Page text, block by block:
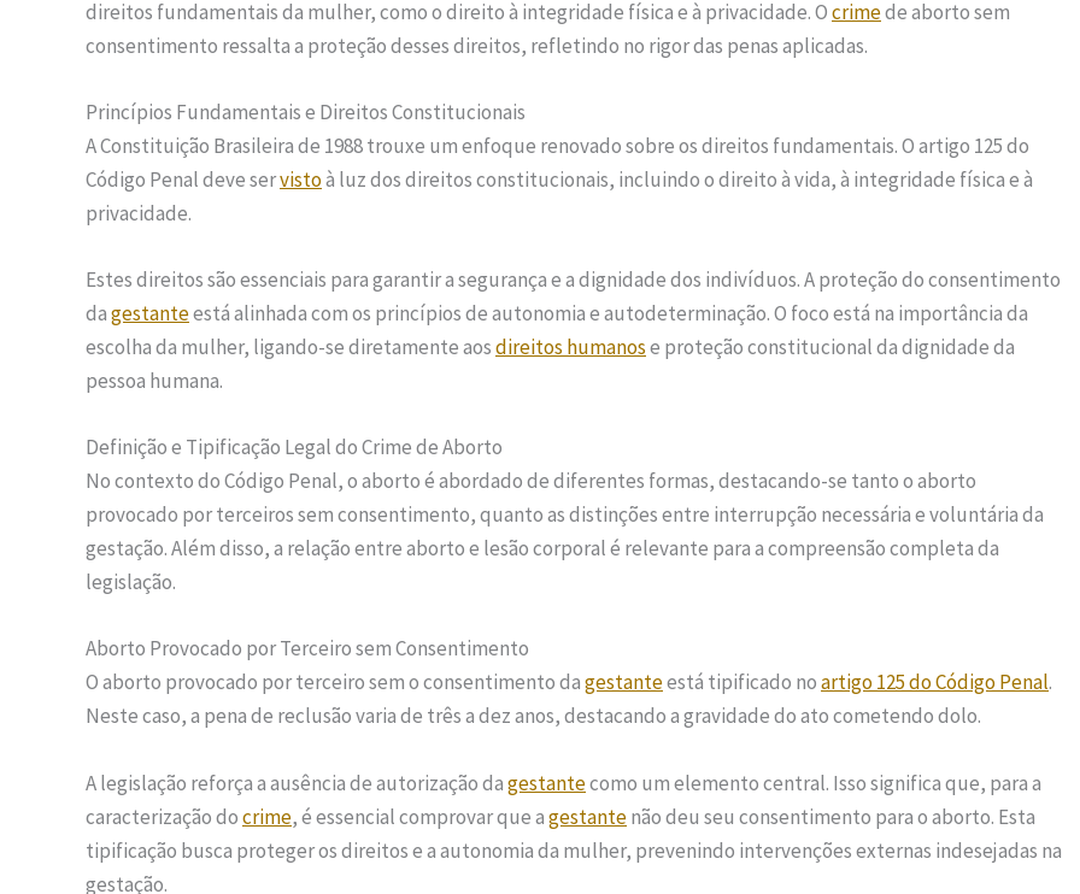
direitos fundamentais da mulher, como o direito à integridade física e à privacidade. Ocrimede aborto sem
consentimento ressalta a proteção desses direitos, refletindo no rigor das penas aplicadas.
Princípios Fundamentais e Direitos Constitucionais
A Constituição Brasileira de 1988 trouxe um enfoque renovado sobre os direitos fundamentais. O artigo 125 do
Código Penal deve servistoà luz dos direitos constitucionais, incluindo o direito à vida, à integridade física e à
privacidade.
Estes direitos são essenciais para garantir a segurança e a dignidade dos indivíduos. A proteção do consentimento
dagestanteestá alinhada com os princípios de autonomia e autodeterminação. O foco está na importância da
escolha da mulher, ligando-se diretamente aosdireitos humanose proteção constitucional da dignidade da
pessoa humana.
Definição e Tipificação Legal do Crime de Aborto
No contexto do Código Penal, o aborto é abordado de diferentes formas, destacando-se tanto o aborto
provocado por terceiros sem consentimento, quanto as distinções entre interrupção necessária e voluntária da
gestação. Além disso, a relação entre aborto e lesão corporal é relevante para a compreensão completa da
legislação.
Aborto Provocado por Terceiro sem Consentimento
O aborto provocado por terceiro sem o consentimento dagestanteestá tipificado noartigo 125 do Código Penal.
Neste caso, a pena de reclusão varia de três a dez anos, destacando a gravidade do ato cometendo dolo.
A legislação reforça a ausência de autorização dagestantecomo um elemento central. Isso significa que, para a
caracterização docrime, é essencial comprovar que agestantenão deu seu consentimento para o aborto. Esta
tipificação busca proteger os direitos e a autonomia da mulher, prevenindo intervenções externas indesejadas na
gestação.